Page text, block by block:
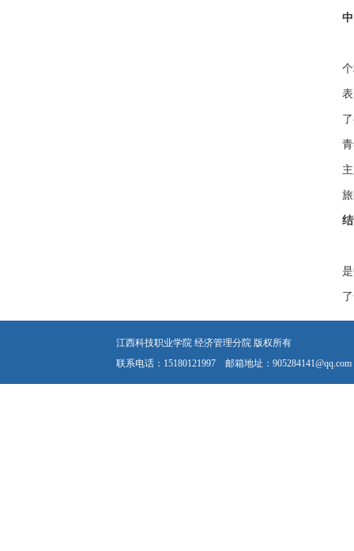
江西科技职业学院 经济管理分院 版权所有
联系电话：15180121997 邮箱地址：